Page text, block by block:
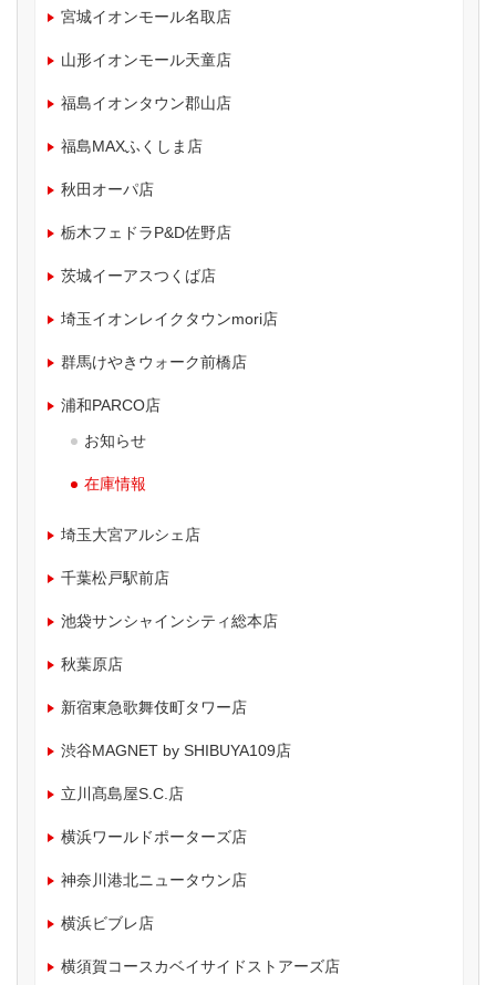
宮城イオンモール名取店
山形イオンモール天童店
福島イオンタウン郡山店
福島MAXふくしま店
秋田オーパ店
栃木フェドラP&D佐野店
茨城イーアスつくば店
埼玉イオンレイクタウンmori店
群馬けやきウォーク前橋店
浦和PARCO店
お知らせ
在庫情報
埼玉大宮アルシェ店
千葉松戸駅前店
池袋サンシャインシティ総本店
秋葉原店
新宿東急歌舞伎町タワー店
渋谷MAGNET by SHIBUYA109店
立川髙島屋S.C.店
横浜ワールドポーターズ店
神奈川港北ニュータウン店
横浜ビブレ店
横須賀コースカベイサイドストアーズ店